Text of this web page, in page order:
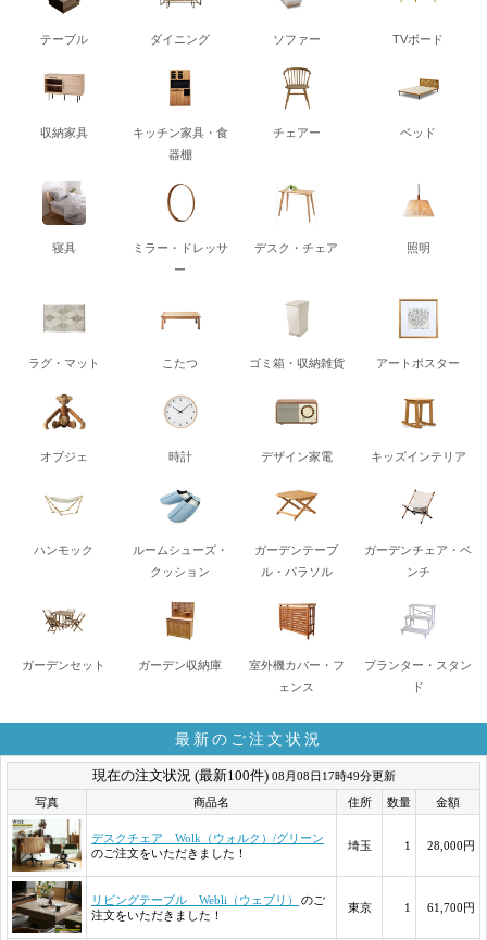
テーブル ダイニング ソファー TVボード
収納家具
キッチン家具・食
器棚
チェアー ベッド
寝具
ミラー・ドレッサ
ー
デスク・チェア 照明
ラグ・マット こたつ ゴミ箱・収納雑貨 アートポスター
オブジェ 時計 デザイン家電 キッズインテリア
ハンモック
ルームシューズ・
クッション
ガーデンテーブ
ル・パラソル
ガーデンチェア・ベ
ンチ
ガーデンセット ガーデン収納庫
室外機カバー・フ
ェンス
プランター・スタン
ド
最新のご注文状況